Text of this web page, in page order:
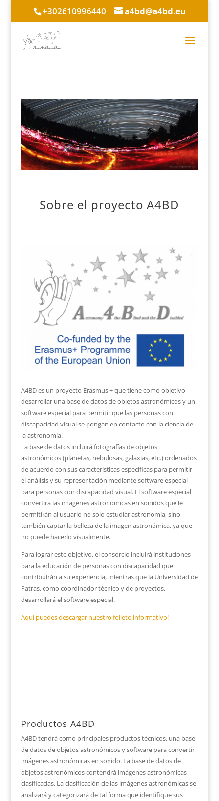
+302610996440 a4bd@a4bd.eu
Sobre el proyecto A4BD
A4BD es un proyecto Erasmus + que tiene como objetivo
desarrollar una base de datos de objetos astronómicos y un
software especial para permitir que las personas con
discapacidad visual se pongan en contacto con la ciencia de
la astronomía.
La base de datos incluirá fotografías de objetos
astronómicos (planetas, nebulosas, galaxias, etc.) ordenados
de acuerdo con sus características específicas para permitir
el análisis y su representación mediante software especial
para personas con discapacidad visual. El software especial
convertirá las imágenes astronómicas en sonidos que le
permitirán al usuario no solo estudiar astronomía, sino
también captar la belleza de la imagen astronómica, ya que
no puede hacerlo visualmente.
Para lograr este objetivo, el consorcio incluirá instituciones
para la educación de personas con discapacidad que
contribuirán a su experiencia, mientras que la Universidad de
Patras, como coordinador técnico y de proyectos,
desarrollará el software especial.
Aquí puedes descargar nuestro folleto informativo!
Productos A4BD
A4BD tendrá como principales productos técnicos, una base
de datos de objetos astronómicos y software para convertir
imágenes astronómicas en sonido. La base de datos de
objetos astronómicos contendrá imágenes astronómicas
clasificadas. La clasificación de las imágenes astronómicas se
analizará y categorizará de tal forma que identifique sus